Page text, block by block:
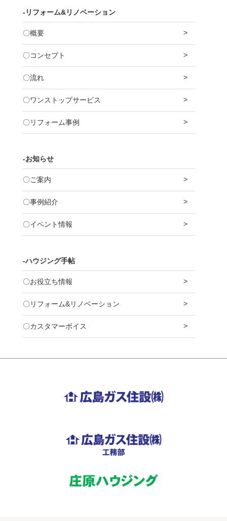
-リフォーム&リノベーション
〇概要
〇コンセプト
〇流れ
〇ワンストップサービス
〇リフォーム事例
-お知らせ
〇ご案内
〇事例紹介
〇イベント情報
-ハウジング手帖
〇お役立ち情報
〇リフォーム&リノベーション
〇カスタマーボイス